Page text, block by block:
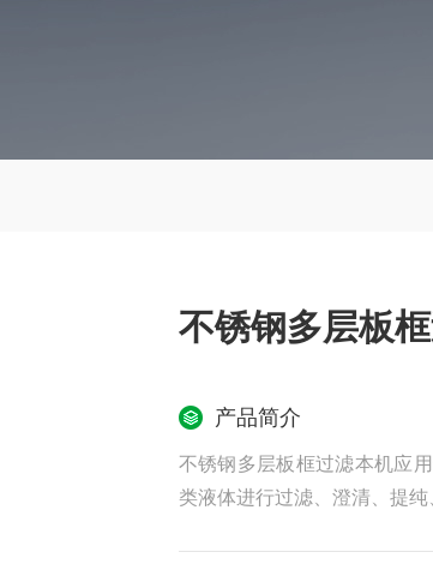
不锈钢多层板
产品简介
不锈钢多层板框过滤本机应
类液体进行过滤、澄清、提纯